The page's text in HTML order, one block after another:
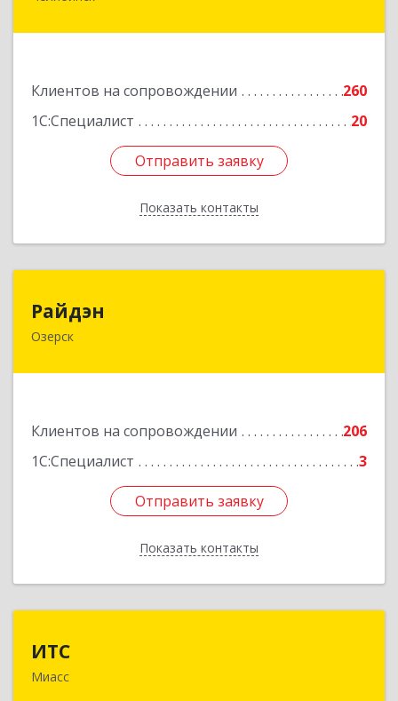
Клиентов на сопровождении
260
1С:Специалист
20
Отправить заявку
Показать контакты
Отправить заявку
Назад
Райдэн
Озерск
Клиентов на сопровождении
206
1С:Специалист
3
Отправить заявку
Показать контакты
456783, Челябинская обл, Озерск г, Ленина пр-
Отправить заявку
Назад
ИТС
Миасс456300, Челябинская обл, Миасс г, Романенко